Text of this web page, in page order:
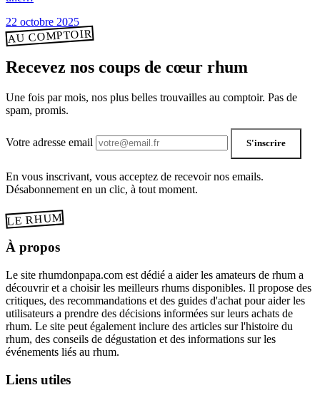
22 octobre 2025
AU COMPTOIR
Recevez nos coups de cœur rhum
Une fois par mois, nos plus belles trouvailles au comptoir. Pas de
spam, promis.
Votre adresse email S'inscrire
En vous inscrivant, vous acceptez de recevoir nos emails.
Désabonnement en un clic, à tout moment.
LE RHUM
À propos
Le site rhumdonpapa.com est dédié a aider les amateurs de rhum a
découvrir et a choisir les meilleurs rhums disponibles. Il propose des
critiques, des recommandations et des guides d'achat pour aider les
utilisateurs a prendre des décisions informées sur leurs achats de
rhum. Le site peut également inclure des articles sur l'histoire du
rhum, des conseils de dégustation et des informations sur les
événements liés au rhum.
Liens utiles